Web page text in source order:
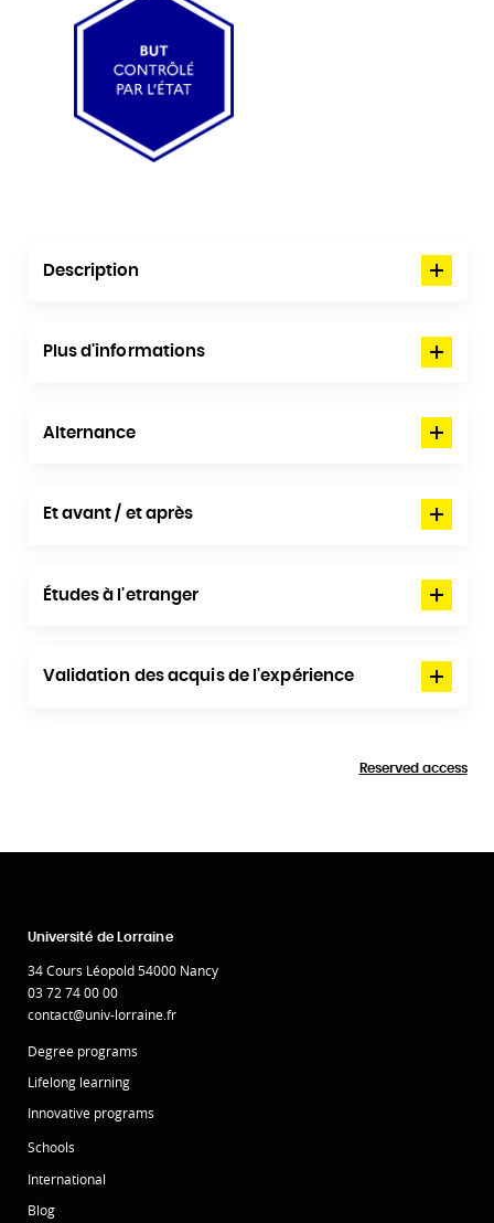
Description
Plus d'informations
Alternance
Et avant / et après
Études à l'etranger
Validation des acquis de l'expérience
Reserved access
Université de Lorraine
34 Cours Léopold 54000 Nancy
03 72 74 00 00
contact@univ-lorraine.fr
Degree programs
Lifelong learning
Innovative programs
Schools
International
Blog